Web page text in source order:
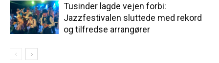
Tusinder lagde vejen forbi:
Jazzfestivalen sluttede med rekord
og tilfredse arrangører